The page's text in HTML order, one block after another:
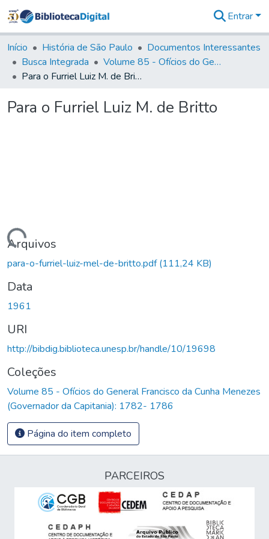
&
Coleções
Tudo na
Biblioteca
Estatísticas
Entrar
Início História de São Paulo
Documentos Interessantes
Busca Integrada
Volume 85 - Ofícios do General Francisco da Cunha Menezes (Governador da Capitania): 1782- 1786
Para o Furriel Luiz M. de Britto
Para o Furriel Luiz M. de Britto
Carregando...
Arquivos
para-o-furriel-luiz-mel-de-britto.pdf(111,24 KB)
Data
1961
URI
http://bibdig.biblioteca.unesp.br/handle/10/19698
Coleções
Volume 85 - Ofícios do General Francisco da Cunha Menezes
(Governador da Capitania): 1782- 1786
Página do item completo
PARCEIROS